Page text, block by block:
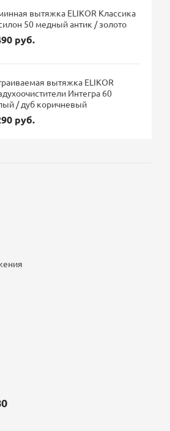
вытяжка ELIKOR Классика
50 медный антик / золото
руб.
вытяжка ELIKOR
Интегра 60
/ дуб коричневый
руб.